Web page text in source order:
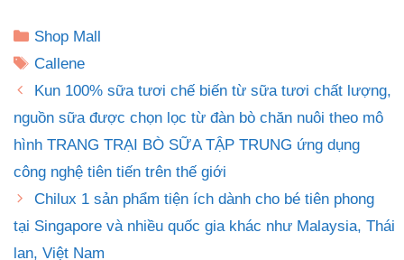
Danh
mục
Shop Mall
Thẻ
Callene
Kun 100% sữa tươi chế biến từ sữa tươi chất lượng,
nguồn sữa được chọn lọc từ đàn bò chăn nuôi theo mô
hình TRANG TRẠI BÒ SỮA TẬP TRUNG ứng dụng
công nghệ tiên tiến trên thế giới
Chilux 1 sản phẩm tiện ích dành cho bé tiên phong
tại Singapore và nhiều quốc gia khác như Malaysia, Thái
lan, Việt Nam